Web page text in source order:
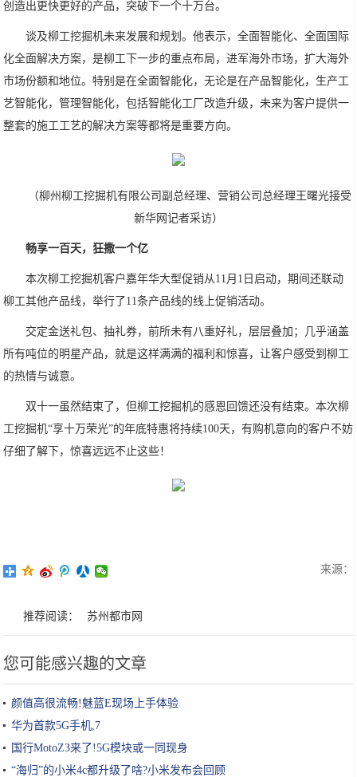
创造出更快更好的产品，突破下一个十万台。
谈及柳工挖掘机未来发展和规划。他表示，全面智能化、全面国际
化全面解决方案，是柳工下一步的重点布局，进军海外市场，扩大海外
市场份额和地位。特别是在全面智能化，无论是在产品智能化，生产工
艺智能化，管理智能化，包括智能化工厂改造升级，未来为客户提供一
整套的施工工艺的解决方案等都将是重要方向。
（柳州柳工挖掘机有限公司副总经理、营销公司总经理王曙光接受
新华网记者采访）
畅享一百天，狂撒一个亿
本次柳工挖掘机客户嘉年华大型促销从11月1日启动，期间还联动
柳工其他产品线，举行了11条产品线的线上促销活动。
交定金送礼包、抽礼券，前所未有八重好礼，层层叠加；几乎涵盖
所有吨位的明星产品，就是这样满满的福利和惊喜，让客户感受到柳工
的热情与诚意。
双十一虽然结束了，但柳工挖掘机的感恩回馈还没有结束。本次柳
工挖掘机“享十万荣光”的年底特惠将持续100天，有购机意向的客户不妨
仔细了解下，惊喜远远不止这些！
来源：
推荐阅读： 苏州都市网
您可能感兴趣的文章
颜值高很流畅!魅蓝E现场上手体验
华为首款5G手机,7
国行MotoZ3来了!5G模块或一同现身
“海归”的小米4c都升级了啥?小米发布会回顾